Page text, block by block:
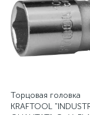
Торцовая головка
KRAFTOOL